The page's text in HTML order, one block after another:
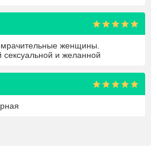
женщины.
сексуальной и желанной